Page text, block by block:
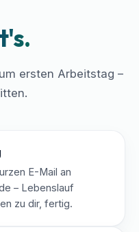
ersten Arbeitstag –
E-Mail an
– Lebenslauf
zu dir, fertig.